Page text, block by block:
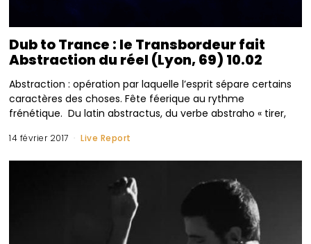
Dub to Trance : le Transbordeur fait
Abstraction du réel (Lyon, 69) 10.02
Abstraction : opération par laquelle l’esprit sépare certains
caractères des choses. Fête féerique au rythme
frénétique. Du latin abstractus, du verbe abstraho « tirer,
14 février 2017 Live Report